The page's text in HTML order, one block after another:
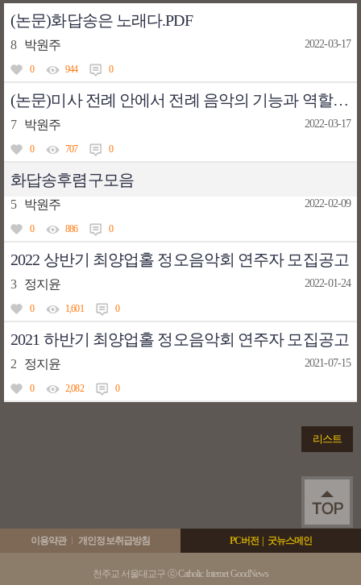
(논문)화답송은 노래다.PDF
8 박원주 2022-03-17
0 944 0
(논문)미사 전례 안에서 전례 음악의 기능과 역할.PDF
7 박원주 2022-03-17
0 707 0
화답송후렴구모음
5 박원주 2022-02-09
0 886 0
2022 상반기 최양업홀 정오음악회 연주자 모집공고
3 정지윤 2022-01-24
0 1,601 0
2021 하반기 최양업홀 정오음악회 연주자 모집공고
2 정지윤 2021-07-15
0 2,082 0
리스트
이용약관 개인정보취급방침 PC버전 굿뉴스메인
천주교 서울대교구 ⓒ Catholic Internet GoodNews